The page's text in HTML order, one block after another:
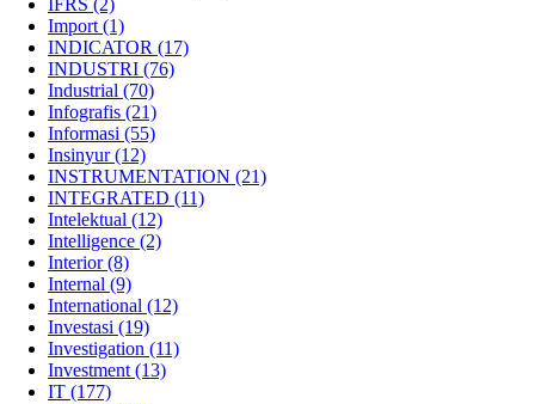
IFRS (2)
Import(1)
INDICATOR (17)
INDUSTRI (76)
Industrial (70)
Infografis (21)
Informasi (55)
Insinyur(12)
INSTRUMENTATION (21)
INTEGRATED (11)
Intelektual (12)
Intelligence (2)
Interior(8)
Internal (9)
International (12)
Investasi (19)
Investigation (11)
Investment(13)
IT (177)